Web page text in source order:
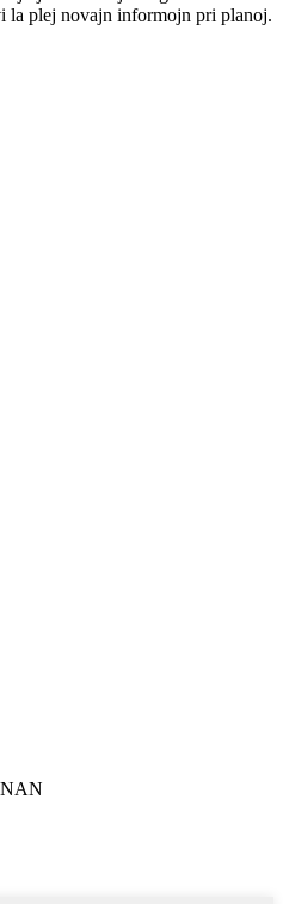
la plej novajn informojn pri planoj.